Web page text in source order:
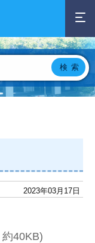
2023年03月17日
40KB)